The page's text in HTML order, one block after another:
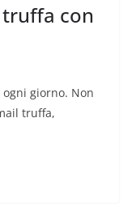
con
giorno. Non
truffa,